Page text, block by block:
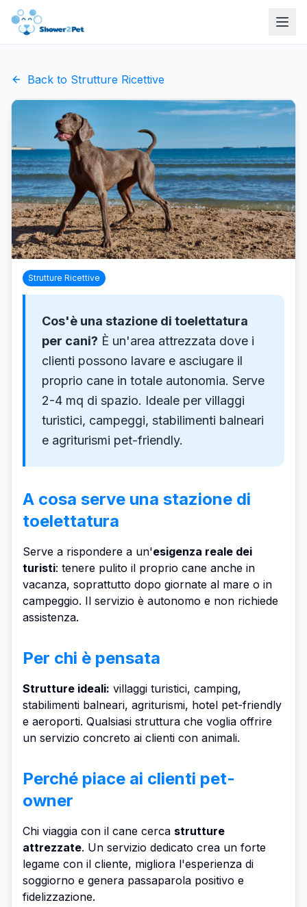
Back to Strutture Ricettive
Strutture Ricettive
Cos'è una stazione di toelettatura
per cani? È un'area attrezzata dove i
clienti possono lavare e asciugare il
proprio cane in totale autonomia. Serve
2-4 mq di spazio. Ideale per villaggi
turistici, campeggi, stabilimenti balneari
e agriturismi pet-friendly.
A cosa serve una stazione di
toelettatura
Serve a rispondere a un'esigenza reale dei
turisti: tenere pulito il proprio cane anche in
vacanza, soprattutto dopo giornate al mare o in
campeggio. Il servizio è autonomo e non richiede
assistenza.
Per chi è pensata
Strutture ideali: villaggi turistici, camping,
stabilimenti balneari, agriturismi, hotel pet-friendly
e aeroporti. Qualsiasi struttura che voglia offrire
un servizio concreto ai clienti con animali.
Perché piace ai clienti pet-
owner
Chi viaggia con il cane cerca strutture
attrezzate. Un servizio dedicato crea un forte
legame con il cliente, migliora l'esperienza di
soggiorno e genera passaparola positivo e
fidelizzazione.